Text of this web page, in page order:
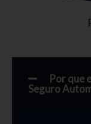
Por que
Seguro